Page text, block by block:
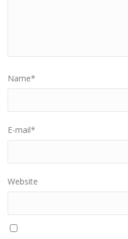
Name*
E-mail*
Website